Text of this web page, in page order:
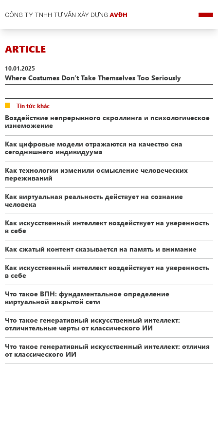
CÔNG TY TNHH TƯ VẤN XÂY DỰNGAVĐH
ARTICLE
10.01.2025
Where Costumes Don’t Take Themselves Too Seriously
Tin tức khác
Воздействие непрерывного скроллинга и психологическое
изнеможение
Как цифровые модели отражаются на качество сна
сегодняшнего индивидуума
Как технологии изменили осмысление человеческих
переживаний
Как виртуальная реальность действует на сознание
человека
Как искусственный интеллект воздействует на уверенность
в себе
Как сжатый контент сказывается на память и внимание
Как искусственный интеллект воздействует на уверенность
в себе
Что такое ВПН: фундаментальное определение
виртуальной закрытой сети
Что такое генеративный искусственный интеллект:
отличительные черты от классического ИИ
Что такое генеративный искусственный интеллект: отличия
от классического ИИ